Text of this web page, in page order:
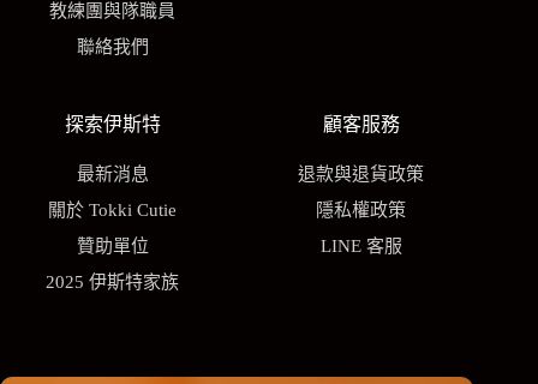
教練團與隊職員
聯絡我們
探索伊斯特
最新消息
關於 Tokki Cutie
贊助單位
2025 伊斯特家族
顧客服務
退款與退貨政策
隱私權政策
LINE 客服